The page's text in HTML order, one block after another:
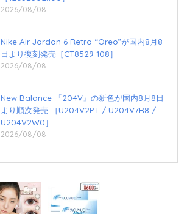
2026/08/08
Nike Air Jordan 6 Retro “Oreo”が国内8月8
日より復刻発売［CT8529-108］
2026/08/08
New Balance 『204V』の新色が国内8月8日
より順次発売 ［U204V2PT / U204V7R8 /
U204V2W0］
2026/08/08